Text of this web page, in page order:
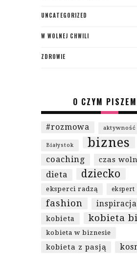
UNCATEGORIZED
W WOLNEJ CHWILI
ZDROWIE
O CZYM
#rozmowa
Białystok biznes
coaching czas
dieta dziecko
eksperci radzą ekspert
fashion inspiracja
kobieta kobieta
kobieta w biznesie
kobieta z pasją